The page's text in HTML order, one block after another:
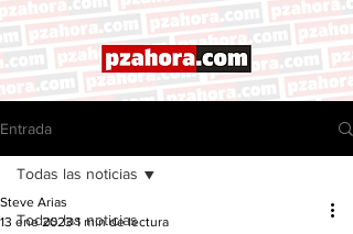
Entrada
Todas las noticias
Todas las noticias
Steve Arias
13 ene 2023 1 min de lectura